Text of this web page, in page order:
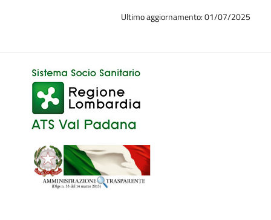
Ultimo aggiornamento: 01/07/2025